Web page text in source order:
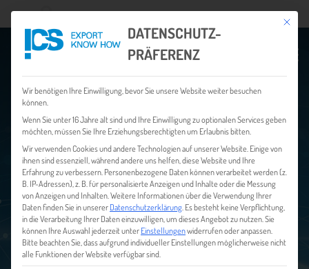
EXPORT KNOW HOW
DIE ONLINE SERVICE- UND
INFORMATIONSPLATTFORM FÜR DIE ERFOLGREICHE
INTERNATIONALISIERUNG IHRES UNTERNEHMENS
Mit
DATENSCHUTZ-
PRÄFERENZ
Wir benötigen Ihre Einwilligung, bevor Sie unsere Website weiter besuchen
können.
Wenn Sie unter 16 Jahre alt sind und Ihre Einwilligung zu optionalen Services geben
möchten, müssen Sie Ihre Erziehungsberechtigten um Erlaubnis bitten.
Wir verwenden Cookies und andere Technologien auf unserer Website. Einige von
ihnen sind essenziell, während andere uns helfen, diese Website und Ihre
Erfahrung zu verbessern. Personenbezogene Daten können verarbeitet werden (z.
B. IP-Adressen), z. B. für personalisierte Anzeigen und Inhalte oder die Messung
von Anzeigen und Inhalten. Weitere Informationen über die Verwendung Ihrer
Daten finden Sie in unsererDatenschutzerklärung Es besteht keine Verpflichtung,
in die Verarbeitung Ihrer Daten einzuwilligen, um dieses Angebot zu nutzen. Sie
können Ihre Auswahl jederzeit unterEinstellungenwiderrufen oder anpassen.
Bitte beachten Sie, dass aufgrund individueller Einstellungen möglicherweise nicht
alle Funktionen der Website verfügbar sind.